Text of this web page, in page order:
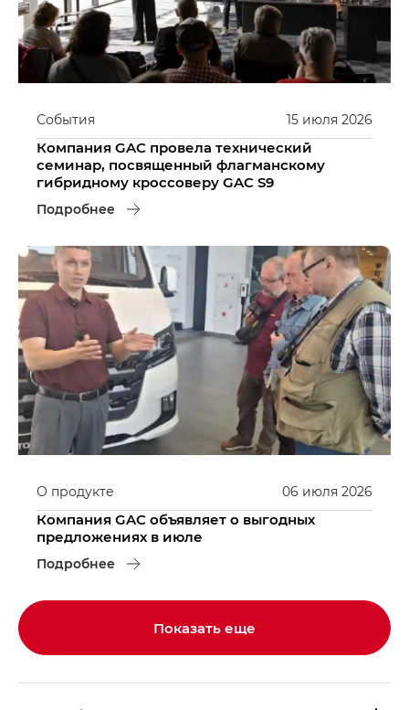
15 июля 2026
События
Компания GAC провела технический
семинар, посвященный флагманскому
гибридному кроссоверу GAC S9
Подробнее
06 июля 2026
О продукте
Компания GAC объявляет о выгодных
предложениях в июле
Подробнее
Показать еще